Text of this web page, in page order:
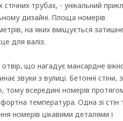
трубах, - унікальний
дизайні. Площа номерів
на яких вміщується затишне
для валіз.
отвір, що нагадує мансардне
звуки з вулиці. Бетонні стіни,
тому всередині номерів
температура. Одна зі стін
номерів цікавими деталями і